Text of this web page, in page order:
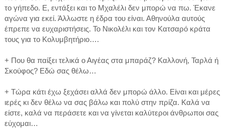
το γήπεδο. Ε, εντάξει και το Μχαλέλι δεν μπορώ να πω. Έκανε
αγώνα για εκεί. Άλλωστε η έδρα του είναι. Αθηνούλα αυτούς
έπρεπε να ευχαριστήσεις. Το Νικολέλι και τον Κατσαρό κράτα
τους για το Κολυμβητήριο….
+ Που θα παίξει τελικά ο Αιγέας στα μπαράζ? Καλλονή, Ταρλά ή
Σκούφος? Εδώ σας θέλω…
+ Τώρα κάτι έχω ξεχάσει αλλά δεν μπορώ άλλο. Είναι και μέρες
ιερές κι δεν θέλω να σας βάλω και πολύ στην πρίζα. Καλά να
είστε, καλά να περάσετε και να γίνεται καλύτεροι άνθρωποι σας
εύχομαι…